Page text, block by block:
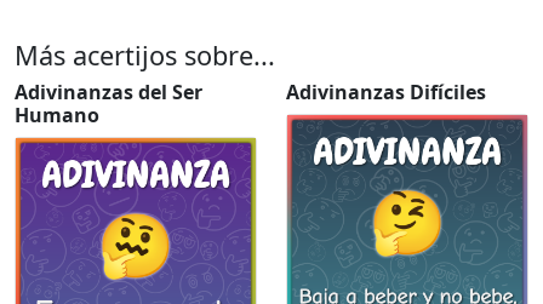
Más acertijos sobre...
Adivinanzas del Ser
Humano
Adivinanzas Difíciles